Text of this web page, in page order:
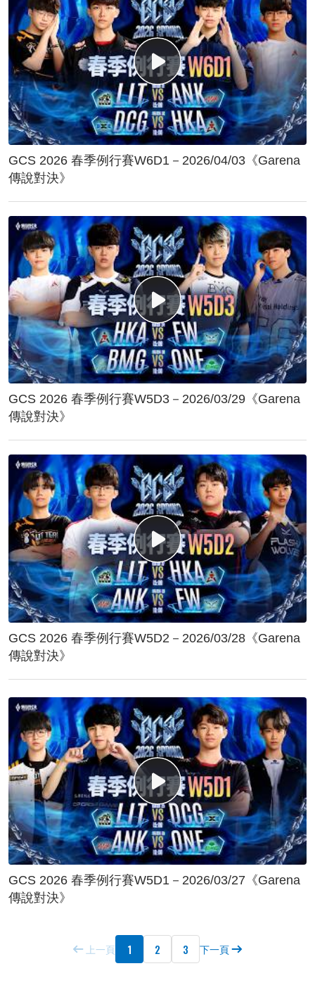
GCS 2026 春季例行賽W6D1－2026/04/03《Garena
傳說對決》
GCS 2026 春季例行賽W5D3－2026/03/29《Garena
傳說對決》
GCS 2026 春季例行賽W5D2－2026/03/28《Garena
傳說對決》
GCS 2026 春季例行賽W5D1－2026/03/27《Garena
傳說對決》
上一頁 1 2 3 下一頁